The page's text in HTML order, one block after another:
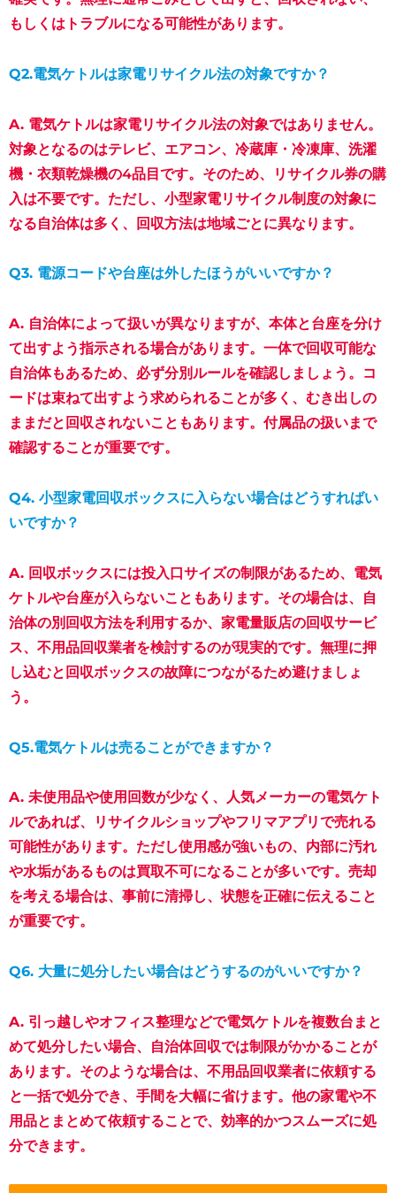
もしくはトラブルになる可能性があります。
Q2.電気ケトルは家電リサイクル法の対象ですか？
A. 電気ケトルは家電リサイクル法の対象ではありません。
対象となるのはテレビ、エアコン、冷蔵庫・冷凍庫、洗濯
機・衣類乾燥機の4品目です。そのため、リサイクル券の購
入は不要です。ただし、小型家電リサイクル制度の対象に
なる自治体は多く、回収方法は地域ごとに異なります。
Q3. 電源コードや台座は外したほうがいいですか？
A. 自治体によって扱いが異なりますが、本体と台座を分け
て出すよう指示される場合があります。一体で回収可能な
自治体もあるため、必ず分別ルールを確認しましょう。コ
ードは束ねて出すよう求められることが多く、むき出しの
ままだと回収されないこともあります。付属品の扱いまで
確認することが重要です。
Q4. 小型家電回収ボックスに入らない場合はどうすればい
いですか？
A. 回収ボックスには投入口サイズの制限があるため、電気
ケトルや台座が入らないこともあります。その場合は、自
治体の別回収方法を利用するか、家電量販店の回収サービ
ス、不用品回収業者を検討するのが現実的です。無理に押
し込むと回収ボックスの故障につながるため避けましょ
う。
Q5.電気ケトルは売ることができますか？
A. 未使用品や使用回数が少なく、人気メーカーの電気ケト
ルであれば、リサイクルショップやフリマアプリで売れる
可能性があります。ただし使用感が強いもの、内部に汚れ
や水垢があるものは買取不可になることが多いです。売却
を考える場合は、事前に清掃し、状態を正確に伝えること
が重要です。
Q6. 大量に処分したい場合はどうするのがいいですか？
A. 引っ越しやオフィス整理などで電気ケトルを複数台まと
めて処分したい場合、自治体回収では制限がかかることが
あります。そのような場合は、不用品回収業者に依頼する
と一括で処分でき、手間を大幅に省けます。他の家電や不
用品とまとめて依頼することで、効率的かつスムーズに処
分できます。